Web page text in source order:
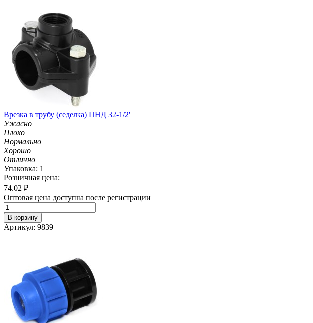
Врезка в трубу (седелка) ПНД 32-1/2'
Ужасно
Плохо
Нормально
Хорошо
Отлично
Упаковка: 1
Розничная цена:
74.02 ₽
Оптовая цена доступна после регистрации
В корзину
Артикул: 9839